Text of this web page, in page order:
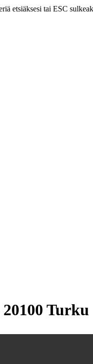
etsiäksesi tai ESC
Turku